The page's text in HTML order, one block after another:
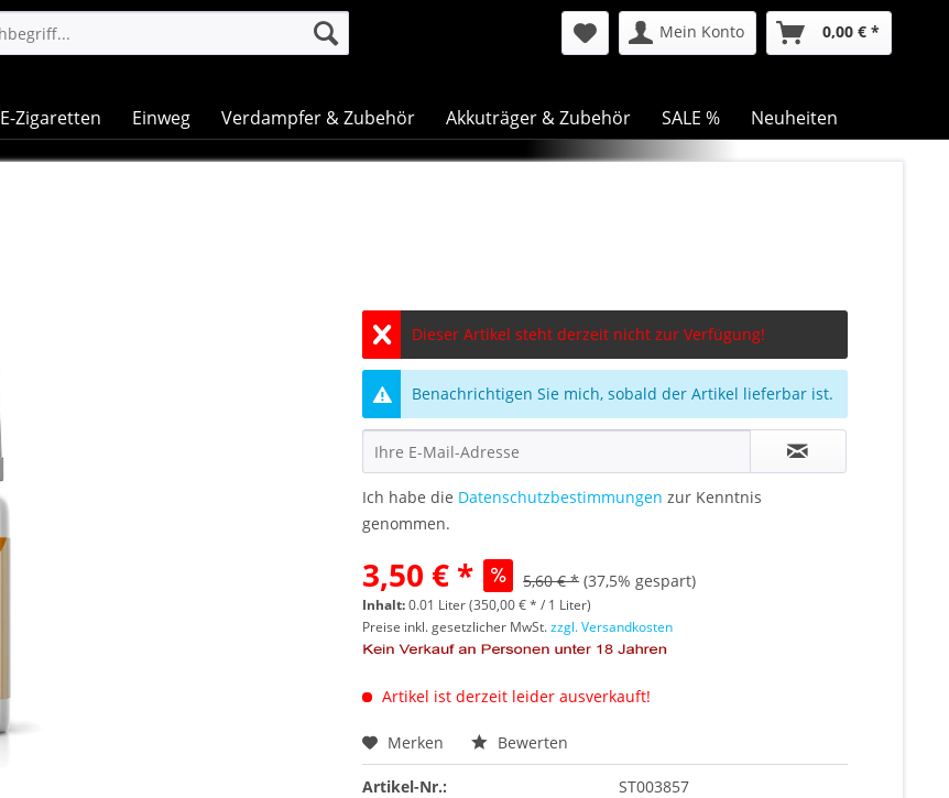
Mein Konto 0,00 € *
E-Zigaretten Einweg Verdampfer & Zubehör Akkuträger & Zubehör SALE % Neuheiten
Dieser Artikel steht derzeit nicht zur Verfügung!
Benachrichtigen Sie mich, sobald der Artikel lieferbar ist.
Ich habe die Datenschutzbestimmungen zur Kenntnis
genommen.
3,50 € * 5,60 € * (37,5% gespart)
Inhalt:0.01 Liter (350,00 € * / 1 Liter)
Preise inkl. gesetzlicher MwSt.zzgl. Versandkosten
Artikel ist derzeit leider ausverkauft!
Merken Bewerten
Artikel-Nr.:
ST003857